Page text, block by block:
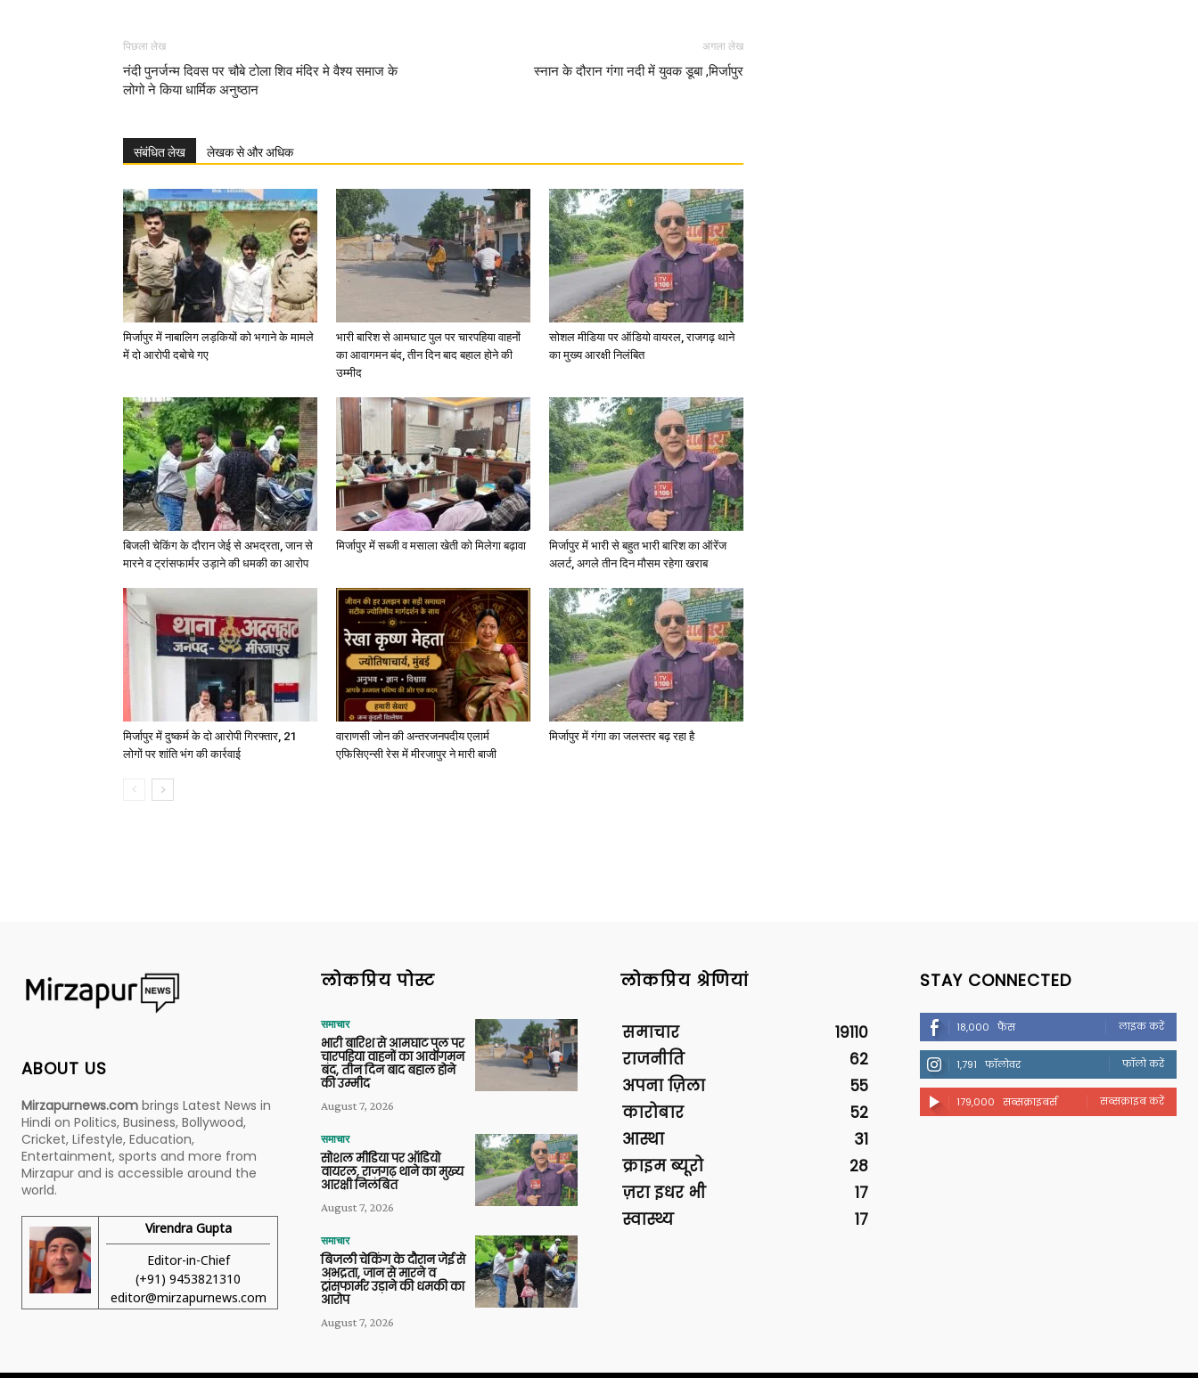
पिछला लेख
नंदी पुनर्जन्म दिवस पर चौबे टोला शिव मंदिर मे वैश्य समाज के
लोगो ने किया धार्मिक अनुष्ठान
अगला लेख
स्नान के दौरान गंगा नदी में युवक डूबा ,मिर्जापुर
संबंधित लेख लेखक से और अधिक
मिर्जापुर में नाबालिग लड़कियों को भगाने के मामले
में दो आरोपी दबोचे गए
भारी बारिश से आमघाट पुल पर चारपहिया वाहनों
का आवागमन बंद, तीन दिन बाद बहाल होने की
उम्मीद
सोशल मीडिया पर ऑडियो वायरल, राजगढ़ थाने
का मुख्य आरक्षी निलंबित
बिजली चेकिंग के दौरान जेई से अभद्रता, जान से
मारने व ट्रांसफार्मर उड़ाने की धमकी का आरोप
मिर्जापुर में सब्जी व मसाला खेती को मिलेगा बढ़ावा
मिर्जापुर में भारी से बहुत भारी बारिश का ऑरेंज
अलर्ट, अगले तीन दिन मौसम रहेगा खराब
मिर्जापुर में दुष्कर्म के दो आरोपी गिरफ्तार, 21
लोगों पर शांति भंग की कार्रवाई
वाराणसी जोन की अन्तरजनपदीय एलार्म
एफिसिएन्सी रेस में मीरजापुर ने मारी बाजी
मिर्जापुर में गंगा का जलस्तर बढ़ रहा है
ABOUT US
Mirzapurnews.com brings Latest News in
Hindi on Politics, Business, Bollywood,
Cricket, Lifestyle, Education,
Entertainment, sports and more from
Mirzapur and is accessible around the
world.
Virendra Gupta
Editor-in-Chief
(+91) 9453821310
editor@mirzapurnews.com
लोकप्रिय पोस्ट
समाचार
भारी बारिश से आमघाट पुल पर
चारपहिया वाहनों का आवागमन
बंद, तीन दिन बाद बहाल होने
की उम्मीद
August 7, 2026
समाचार
सोशल मीडिया पर ऑडियो
वायरल, राजगढ़ थाने का मुख्य
आरक्षी निलंबित
August 7, 2026
समाचार
बिजली चेकिंग के दौरान जेई से
अभद्रता, जान से मारने व
ट्रांसफार्मर उड़ाने की धमकी का
आरोप
August 7, 2026
लोकप्रिय श्रेणियां
समाचार
19110
राजनीति
62
अपना ज़िला
55
कारोबार
52
आस्था
31
क्राइम ब्यूरो
28
ज़रा इधर भी
17
स्वास्थ्य
17
STAY CONNECTED
18,000 फैंस लाइक करें
1,791 फॉलोवर फॉलो करें
179,000 सब्सक्राइबर्स सब्सक्राइब करें